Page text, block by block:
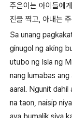
주은이는 아이들에
진을 찍고 아내는
Sa unang
ginugol ng aking
utubo ng Isla ng
nang lumabas
aaral. Ngunit dahil
na taon, naisip
aya bumalik siya